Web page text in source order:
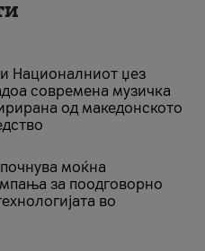
Националниот џез
современа музичка
од македонското
моќна
за поодговорно
во